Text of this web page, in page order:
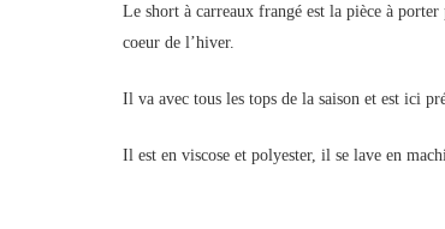
Le short à carreaux frangé est la pièce à
coeur de l’hiver.
Il va avec tous les tops de la saison et est ici
Il est en viscose et polyester, il se lave en